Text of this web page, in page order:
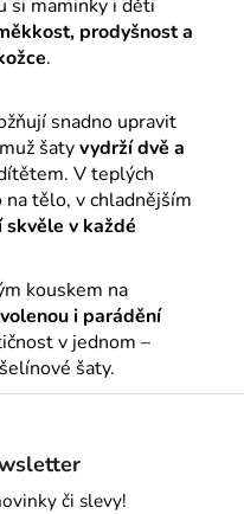
si maminky i děti
prodyšnost a
.
snadno upravit
šatyvydrží dvě a
V teplých
tělo, v chladnějším
v každé
kouskem na
i parádění
v jednom –
šaty.
či slevy!